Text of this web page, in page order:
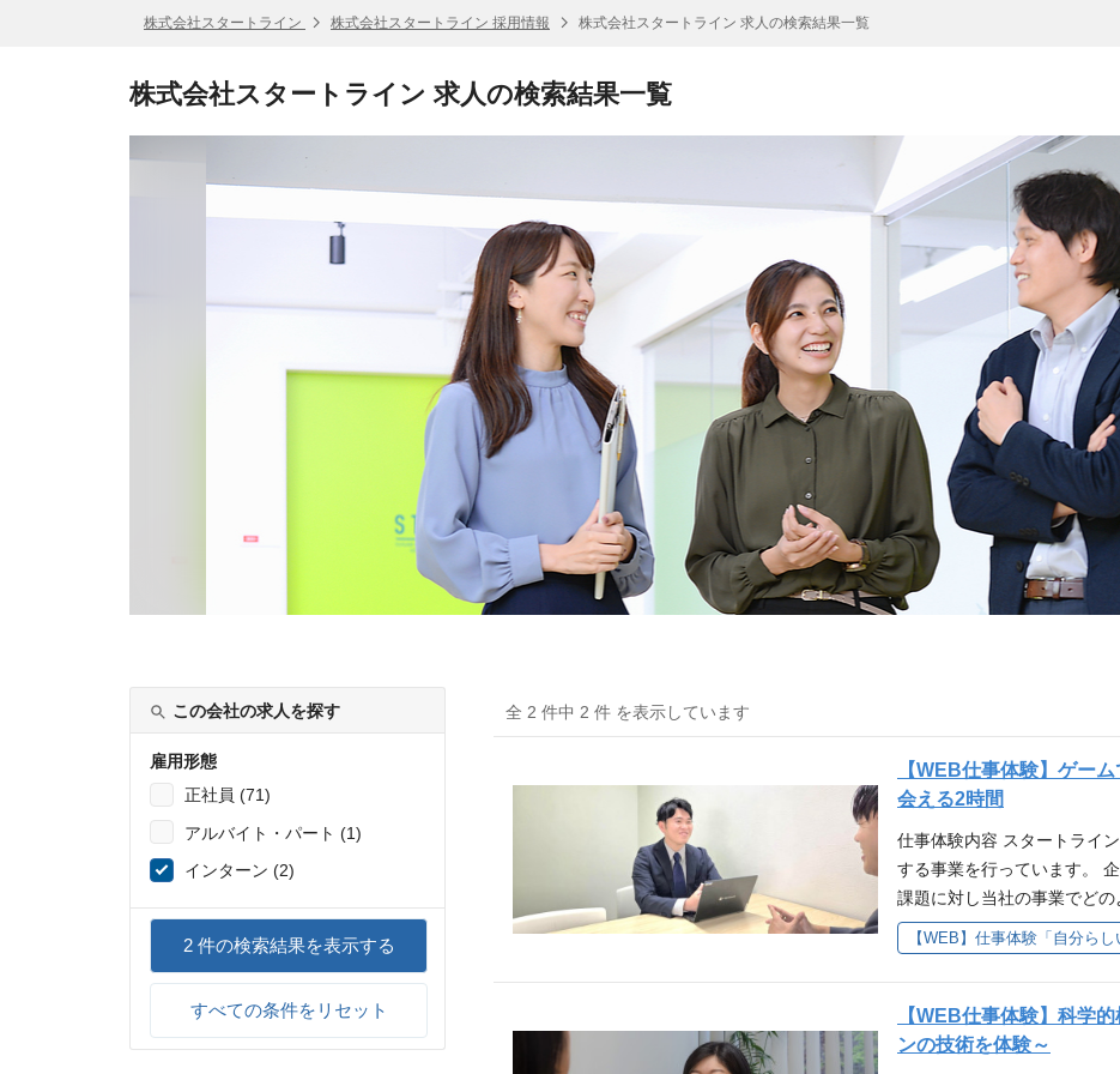
株式会社スタートライン 株式会社スタートライン 採用情報 株式会社スタートライン 求人の検索結果一覧
株式会社スタートライン 求人の検索結果一覧
この会社の求人を探す
雇用形態
正社員 (71)
アルバイト・パート (1)
インターン (2)
2件の検索結果を表示する
すべての条件をリセット
全 2 件中 2 件 を表示しています
【WEB仕事体験】ゲー
会える2時間
仕事体験内容 スタートライ
する事業を行っています。
課題に対し当社の事業でどの
ンラインゲームを通して理解
ーーーーーーーーーーーー ▼
通じて働くイメージ像を持
通じて、事業内容の理解を
方や事業について知識をイ
【WEB仕事体験】科学
ンの技術を体験～